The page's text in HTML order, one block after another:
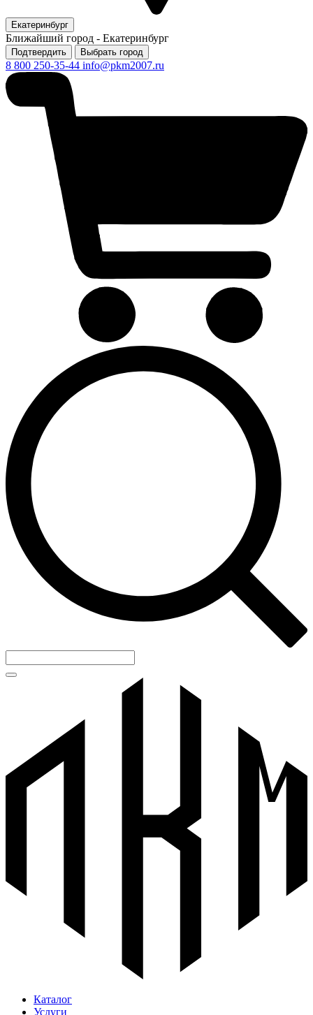
Екатеринбург
Ближайший город - Екатеринбург
Подтвердить Выбрать город
8 800 250-35-44 info@pkm2007.ru
Каталог
Услуги